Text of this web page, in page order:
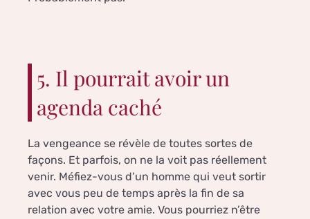
5. Il pourrait avoir un
agenda caché
La vengeance se révèle de toutes sortes de
façons. Et parfois, on ne la voit pas réellement
venir. Méfiez-vous d’un homme qui veut sortir
avec vous peu de temps après la fin de sa
relation avec votre amie. Vous pourriez n’être